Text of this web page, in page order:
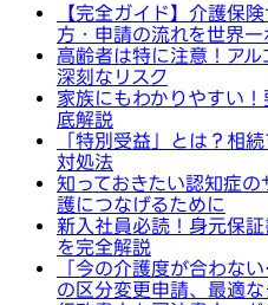
【完全ガイド】介護保
方・申請の流れを世界
高齢者は特に注意！ア
深刻なリスク
家族にもわかりやすい
底解説
「特別受益」とは？相
対処法
知っておきたい認知症
護につなげるために
新入社員必読！身元保
を完全解説
「今の介護度が合わな
の区分変更申請、最適